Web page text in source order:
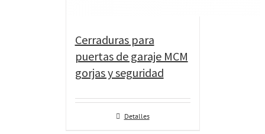
Cerraduras para
puertas de garaje MCM
gorjas y seguridad
Detalles